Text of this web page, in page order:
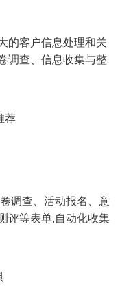
的客户信息处理和关
调查、信息收集与整
调查、活动报名、意
评等表单,自动化收集